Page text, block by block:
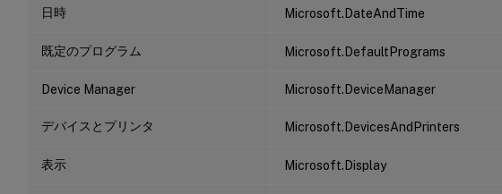
日時 Microsoft.DateAndTime
既定のプログラム Microsoft.DefaultPrograms
Device Manager Microsoft.DeviceManager
デバイスとプリンタ Microsoft.DevicesAndPrinters
表示 Microsoft.Display